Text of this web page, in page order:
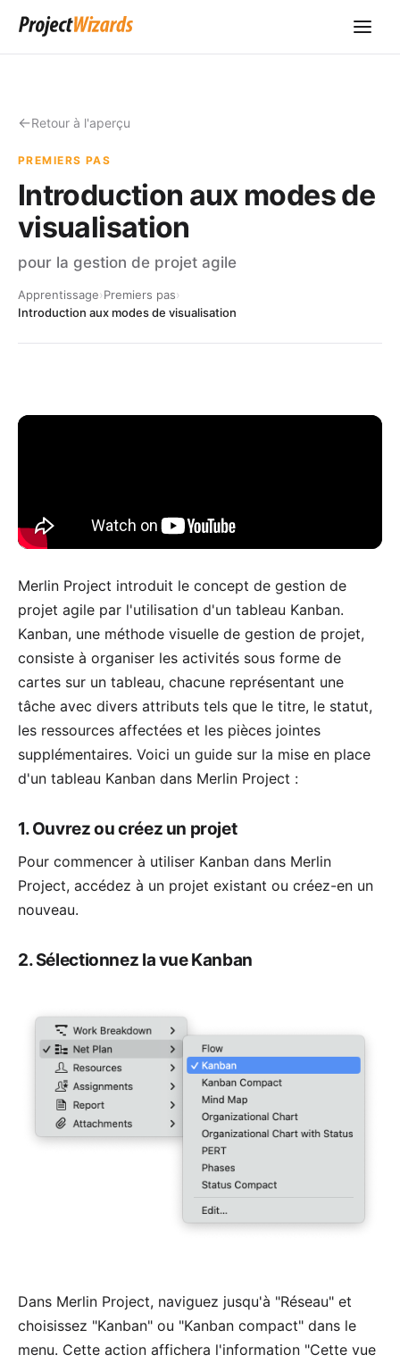
Retour à l'aperçu
PREMIERS PAS
Introduction aux modes de
visualisation
pour la gestion de projet agile
Apprentissage›Premiers pas›
Introduction aux modes de visualisation
Merlin Project introduit le concept de gestion de
projet agile par l'utilisation d'un tableau Kanban.
Kanban, une méthode visuelle de gestion de projet,
consiste à organiser les activités sous forme de
cartes sur un tableau, chacune représentant une
tâche avec divers attributs tels que le titre, le statut,
les ressources affectées et les pièces jointes
supplémentaires. Voici un guide sur la mise en place
d'un tableau Kanban dans Merlin Project :
1. Ouvrez ou créez un projet
Pour commencer à utiliser Kanban dans Merlin
Project, accédez à un projet existant ou créez-en un
nouveau.
2. Sélectionnez la vue Kanban
Dans Merlin Project, naviguez jusqu'à "Réseau" et
choisissez "Kanban" ou "Kanban compact" dans le
menu. Cette action affichera l'information "Cette vue